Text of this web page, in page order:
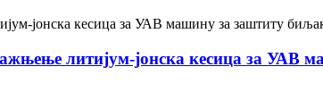
литијум-јонска кесица за УАВ